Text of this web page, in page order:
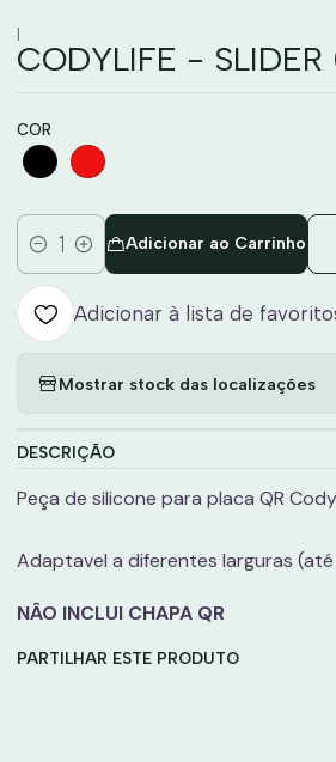
|
CODYLIFE -
COR
Quantidade
Adicionar ao Carrinho
Adicionar à lista de
Mostrar stock das localizações
DESCRIÇÃO
Peça de silicone para placa QR
Adaptavel a diferentes larguras
NÂO INCLUI CHAPA QR
PARTILHAR ESTE PRODUTO